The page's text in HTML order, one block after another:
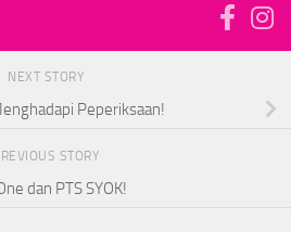
NEXT STORY
Peperiksaan!
STORY
dan PTS SYOK!